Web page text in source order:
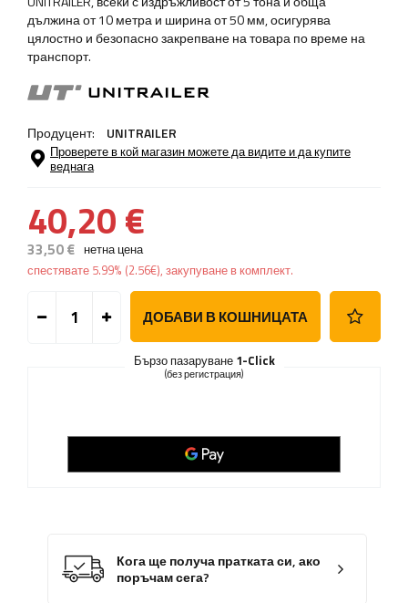
дължина от 10 метра и ширина от 50 мм, осигурява
цялостно и безопасно закрепване на товара по време на
транспорт.
Продуцент: UNITRAILER
Проверете в кой магазин можете да видите и да купите
веднага
40,20 €
33,50 € нетна цена
спестявате 5.99% (2.56€), закупуване в комплект.
ДОБАВИ В КОШНИЦАТА
Бързо пазаруване 1-Click
(без регистрация)
Кога ще получа пратката си, ако
поръчам сега?